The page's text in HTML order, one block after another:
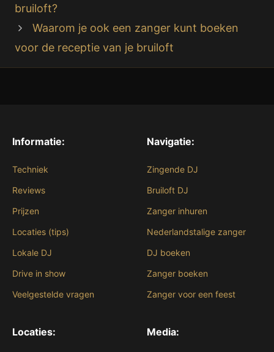
bruiloft?
Waarom je ook een zanger kunt boeken
voor de receptie van je bruiloft
Informatie:
Techniek
Reviews
Prijzen
Locaties (tips)
Lokale DJ
Drive in show
Veelgestelde vragen
Navigatie:
Zingende DJ
Bruiloft DJ
Zanger inhuren
Nederlandstalige zanger
DJ boeken
Zanger boeken
Zanger voor een feest
Locaties: Media: